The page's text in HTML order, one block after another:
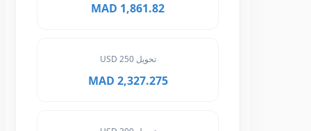
1,861.82 MAD
تحويل 250 USD
2,327.275 MAD